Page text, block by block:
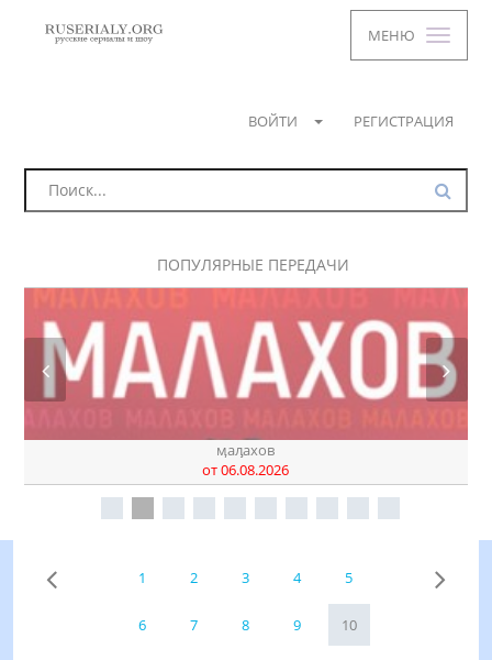
МЕНЮ
ВОЙТИ РЕГИСТРАЦИЯ
ПОПУЛЯРНЫЕ ПЕРЕДАЧИ
днк
от 07.08.2026
1 2 3 4 5
6 7 8 9 10